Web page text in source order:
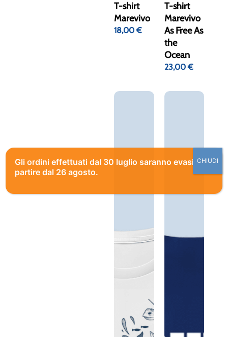
T-shirt
Marevivo
18,00€
T-shirt
Marevivo
As Free As
the
Ocean
23,00€
Gli ordini effettuati dal 30 luglio saranno evasi a
partire dal 26 agosto.
CHIUDI